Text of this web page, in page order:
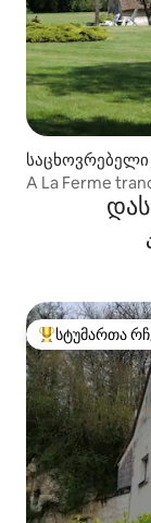
საცხოვრებელი
A La Ferme
სტუმართა
სტუმართა